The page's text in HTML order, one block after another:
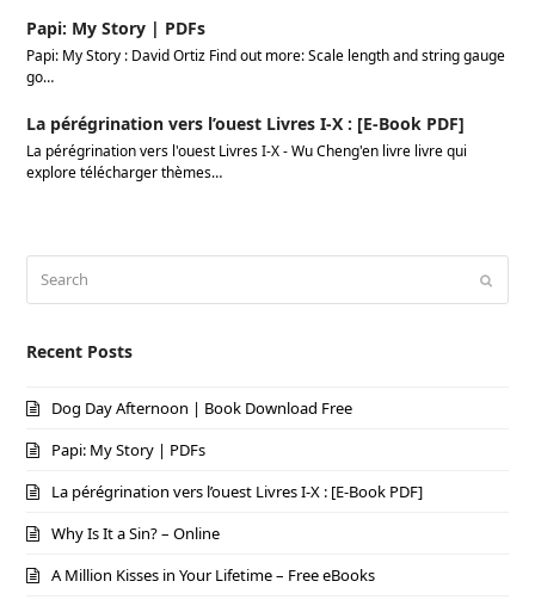
Papi: My Story | PDFs
Papi: My Story : David Ortiz Find out more: Scale length and string gauge
go…
La pérégrination vers l’ouest Livres I-X : [E-Book PDF]
La pérégrination vers l'ouest Livres I-X - Wu Cheng'en livre livre qui
explore télécharger thèmes…
Recent Posts
Dog Day Afternoon | Book Download Free
Papi: My Story | PDFs
La pérégrination vers l’ouest Livres I-X : [E-Book PDF]
Why Is It a Sin? – Online
A Million Kisses in Your Lifetime – Free eBooks